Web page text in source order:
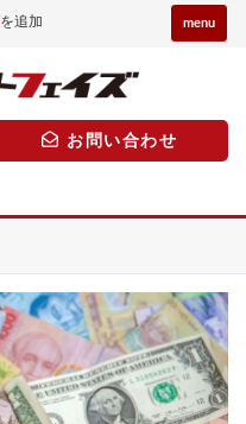
を追加 menu
お問い合わせ